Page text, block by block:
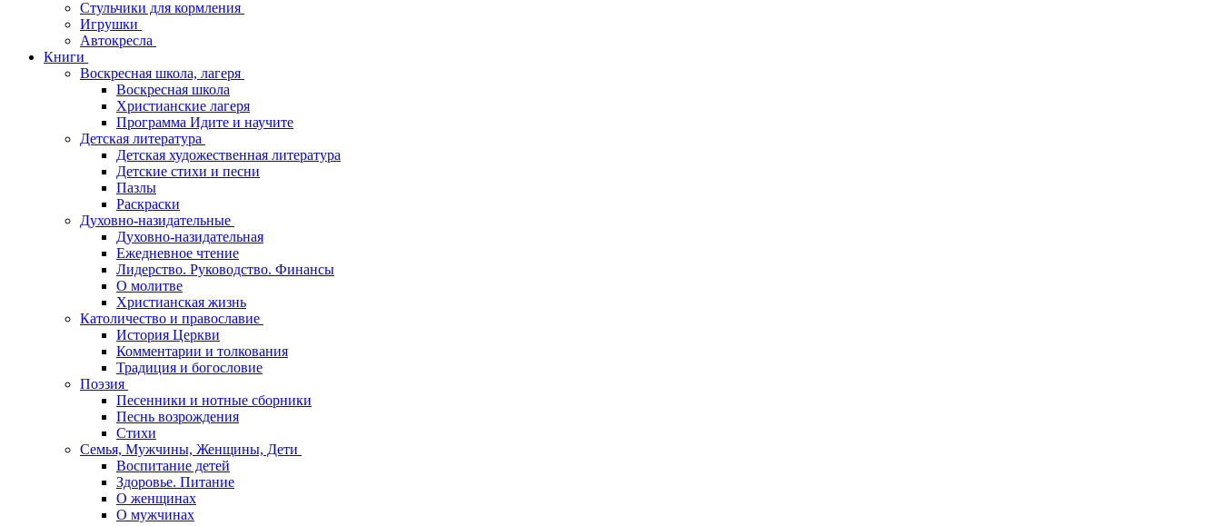
Стульчики для кормления
Игрушки
Автокресла
Книги
Воскресная школа, лагеря
Воскресная школа
Христианские лагеря
Программа Идите и научите
Детская литература
Детская художественная литература
Детские стихи и песни
Пазлы
Раскраски
Духовно-назидательные
Духовно-назидательная
Ежедневное чтение
Лидерство. Руководство. Финансы
О молитве
Христианская жизнь
Католичество и православие
История Церкви
Комментарии и толкования
Традиция и богословие
Поэзия
Песенники и нотные сборники
Песнь возрождения
Стихи
Семья, Мужчины, Женщины, Дети
Воспитание детей
Здоровье. Питание
О женщинах
О мужчинах